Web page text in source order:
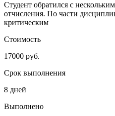
Студент обратился с
отчисления. По части
критическим
Стоимость
17000 руб.
Срок выполнения
8 дней
Выполнено